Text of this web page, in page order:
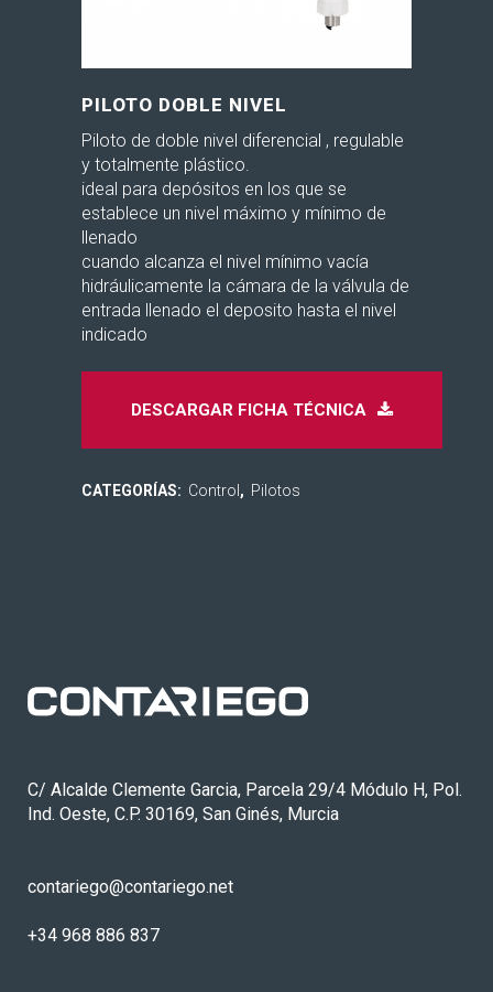
PILOTO DOBLE NIVEL
Piloto de doble nivel diferencial , regulable
y totalmente plástico.
ideal para depósitos en los que se
establece un nivel máximo y mínimo de
llenado
cuando alcanza el nivel mínimo vacía
hidráulicamente la cámara de la válvula de
entrada llenado el deposito hasta el nivel
indicado
DESCARGAR FICHA TÉCNICA
CATEGORÍAS: Control , Pilotos
C/ Alcalde Clemente Garcia, Parcela 29/4 Módulo H, Pol.
Ind. Oeste, C.P. 30169, San Ginés, Murcia
contariego@contariego.net
+34 968 886 837